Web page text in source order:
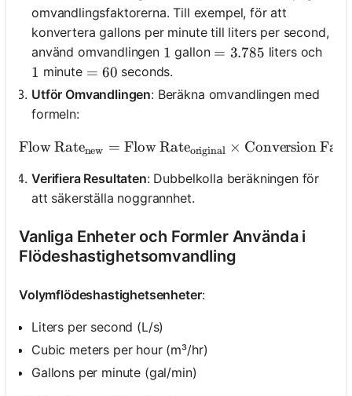
omvandlingsfaktorerna. Till exempel, för att
konvertera gallons per minute till liters per second,
använd omvandlingen 1
1 gallon = 3.785
= 3.785 liters och
1
1 minute = 60
= 60 seconds.
Utför Omvandlingen: Beräkna omvandlingen med
formeln:
\text{Flow
Flow Ratenew = Flow Rateoriginal × Conversion
Verifiera Resultaten: Dubbelkolla beräkningen för
att säkerställa noggrannhet.
Vanliga Enheter och Formler Använda i
Flödeshastighetsomvandling
Volymflödeshastighetsenheter:
Liters per second (L/s)
Cubic meters per hour (m³/hr)
Gallons per minute (gal/min)